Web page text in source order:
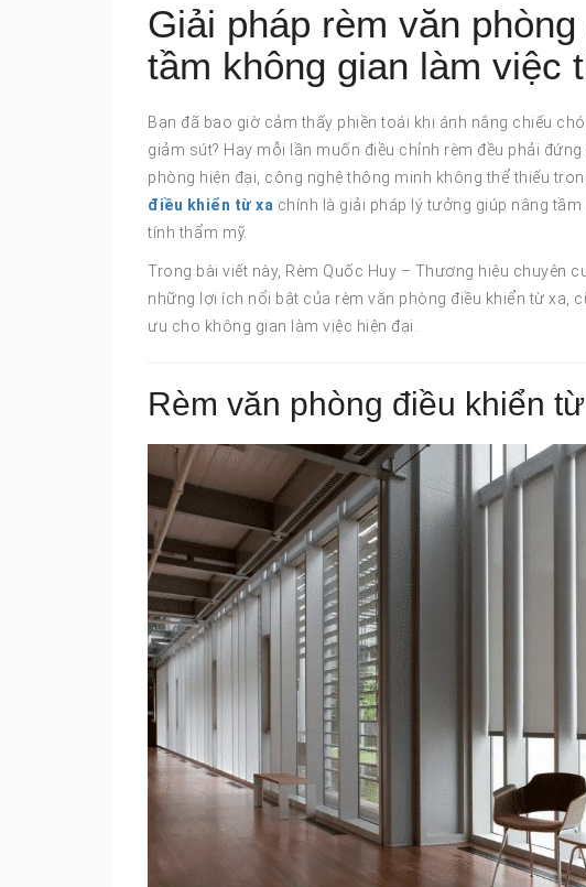
Giải pháp rèm văn
tầm không gian làm việc
Bạn đã bao giờ cảm thấy phiền toái khi ánh nắng chiếu
giảm sút? Hay mỗi lần muốn điều chỉnh rèm đều phải
phòng hiện đại, công nghệ thông minh không thể thiếu
điều khiển từ xa chính là giải pháp lý tưởng giúp nâng
tính thẩm mỹ.
Trong bài viết này, Rèm Quốc Huy – Thương hiệu chuyên
những lợi ích nổi bật của rèm văn phòng điều khiển từ xa,
ưu cho không gian làm việc hiện đại.
Rèm văn phòng điều khiển